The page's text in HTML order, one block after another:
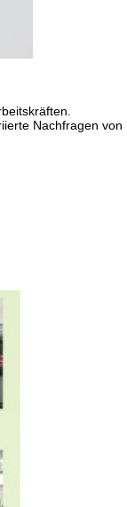
Nachfragen